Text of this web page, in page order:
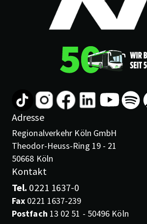
Adresse
Regionalverkehr Köln GmbH
Theodor-Heuss-Ring 19 - 21
50668 Köln
Kontakt
Tel. 0221 1637-0
Fax 0221 1637-239
Postfach 13 02 51 - 50496 Köln